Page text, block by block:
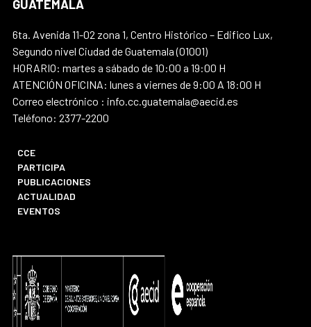
GUATEMALA
6ta. Avenida 11-02 zona 1, Centro Histórico – Edifico Lux,
Segundo nivel Ciudad de Guatemala (01001)
HORARIO: martes a sábado de 10:00 a 19:00 H
ATENCIÓN OFICINA: lunes a viernes de 9:00 A 18:00 H
Correo electrónico : info.cc.guatemala@aecid.es
Teléfono: 2377-2200
CCE
PARTICIPA
PUBLICACIONES
ACTUALIDAD
EVENTOS